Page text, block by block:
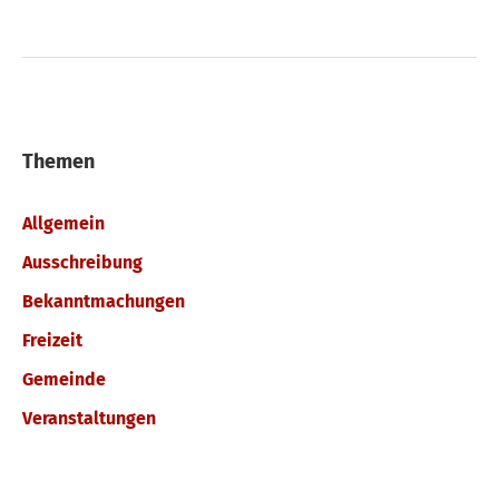
Themen
Allgemein
Ausschreibung
Bekanntmachungen
Freizeit
Gemeinde
Veranstaltungen